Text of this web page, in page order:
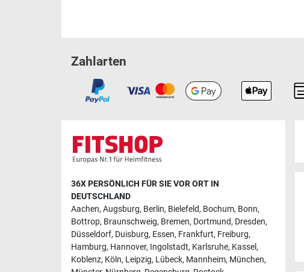
Zahlarten
36X PERSÖNLICH FÜR SIE VOR ORT IN
DEUTSCHLAND
Aachen, Augsburg, Berlin, Bielefeld, Bochum, Bonn,
Bottrop, Braunschweig, Bremen, Dortmund, Dresden,
Düsseldorf, Duisburg, Essen, Frankfurt, Freiburg,
Hamburg, Hannover, Ingolstadt, Karlsruhe, Kassel,
Koblenz, Köln, Leipzig, Lübeck, Mannheim, München,